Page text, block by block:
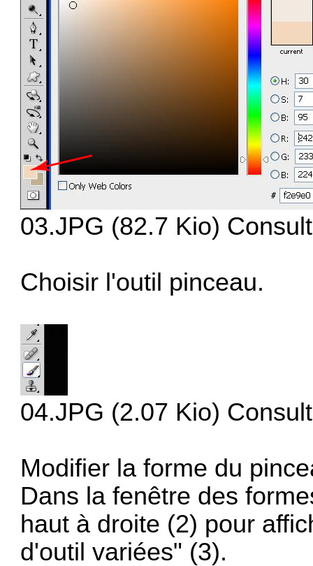
03.JPG (82.7 Kio)
Choisir l'outil pinceau.
04.JPG (2.07 Kio)
Modifier la forme du
Dans la fenêtre des
haut à droite (2) pour
d'outil variées" (3).